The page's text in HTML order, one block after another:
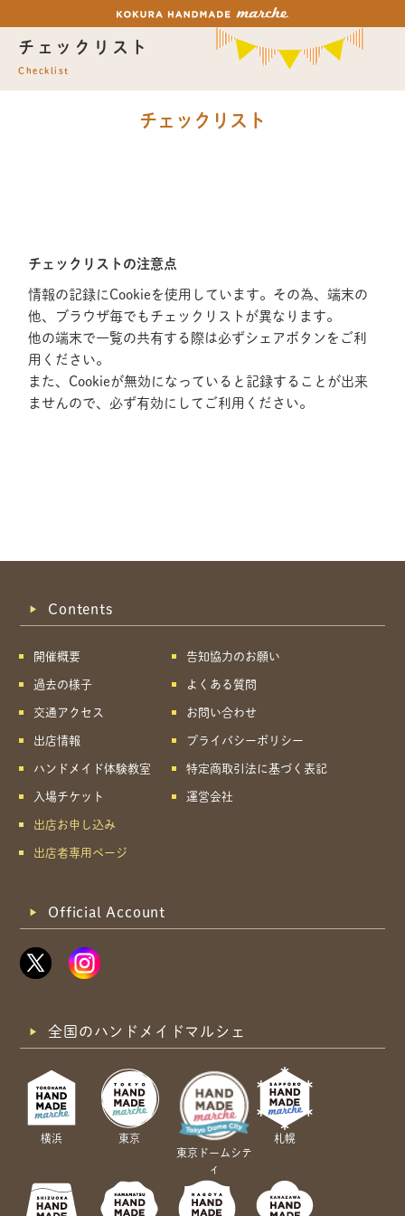
チェックリスト
Checklist
チェックリスト
チェックリストの注意点
情報の記録にCookieを使用しています。その為、端末の
他、ブラウザ毎でもチェックリストが異なります。
他の端末で一覧の共有する際は必ずシェアボタンをご利
用ください。
また、Cookieが無効になっていると記録することが出来
ませんので、必ず有効にしてご利用ください。
共有方法を選択
Contents
開催概要
過去の様子
交通アクセス
出店情報
ハンドメイド体験教室
入場チケット
出店お申し込み
出店者専用ページ
告知協力のお願い
よくある質問
お問い合わせ
プライバシーポリシー
特定商取引法に基づく表記
運営会社
Official Account
全国のハンドメイドマルシェ
横浜
東京
東京ドームシテ
ィ
札幌